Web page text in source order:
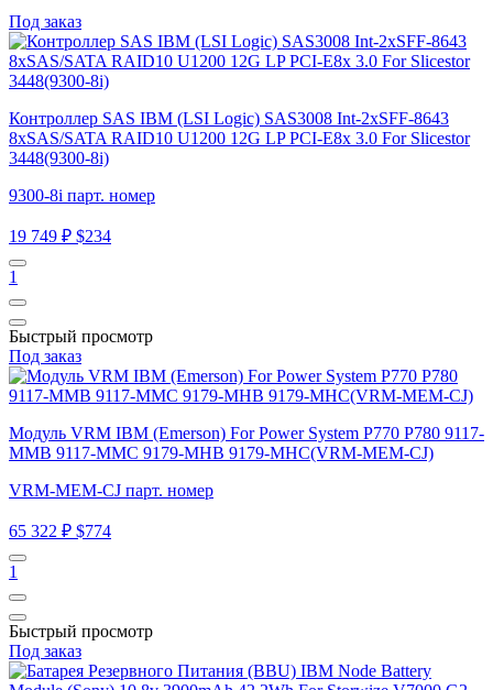
Под заказ
Контроллер SAS IBM (LSI Logic) SAS3008 Int-2xSFF-8643
8xSAS/SATA RAID10 U1200 12G LP PCI-E8x 3.0 For Slicestor
3448(9300-8i)
9300-8i парт. номер
19 749 ₽ $234
1
Быстрый просмотр
Под заказ
Модуль VRM IBM (Emerson) For Power System P770 P780 9117-
MMB 9117-MMC 9179-MHB 9179-MHC(VRM-MEM-CJ)
VRM-MEM-CJ парт. номер
65 322 ₽ $774
1
Быстрый просмотр
Под заказ